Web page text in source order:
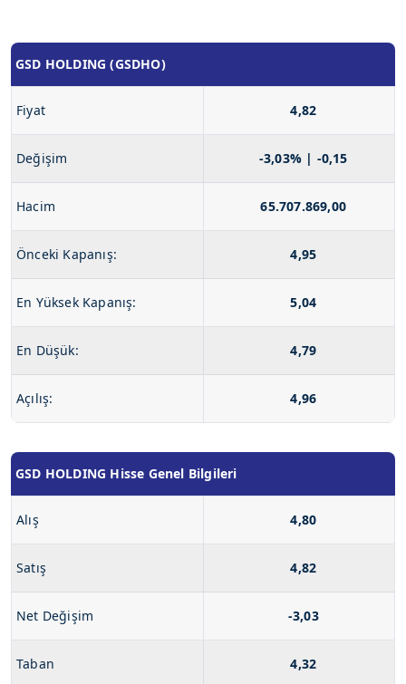
GSD HOLDING (GSDHO)
Fiyat 4,82
Değişim -3,03% | -0,15
Hacim 65.707.869,00
Önceki Kapanış: 4,95
En Yüksek Kapanış: 5,04
En Düşük: 4,79
Açılış: 4,96
GSD HOLDING Hisse Genel Bilgileri
Alış 4,80
Satış 4,82
Net Değişim -3,03
Taban 4,32